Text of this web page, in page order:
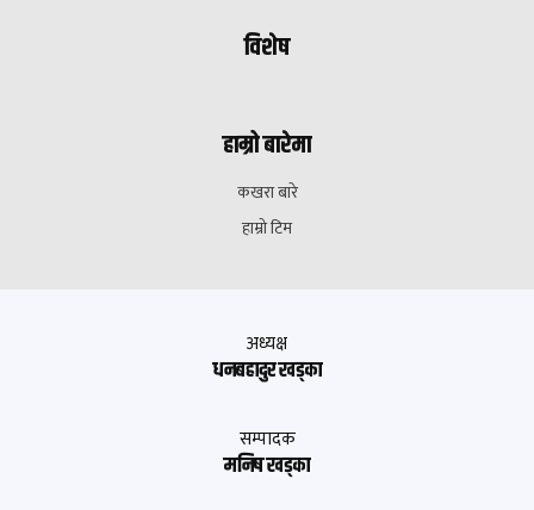
विशेष
हाम्रो बारेमा
कखरा बारे
हाम्रो टिम
अध्यक्ष
धनबहादुर खड्का
सम्पादक
मनिष खड्का